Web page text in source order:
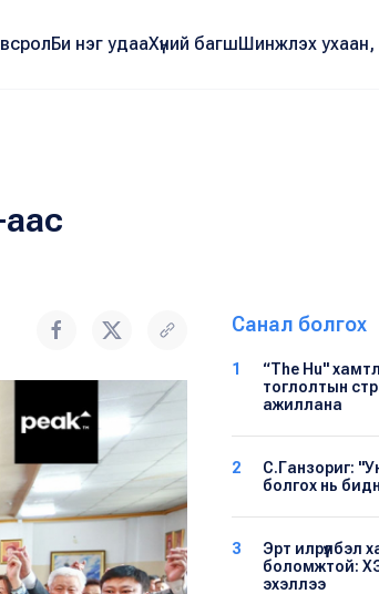
Би нэг удааХүний багшШинжлэх ухаан,
Санал болгох
1
“The Hu"
тоглолтын
ажиллана
2
С.Ганзориг:
болгох нь
3
Эрт илрүүлбэл
боломжтой:
эхэллээ